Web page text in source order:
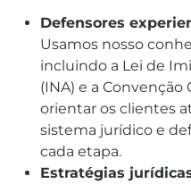
Defensores
Usamos nosso
incluindo a Lei de
(INA) e a Convenção
orientar os clientes
sistema jurídico e
cada etapa.
Estratégias